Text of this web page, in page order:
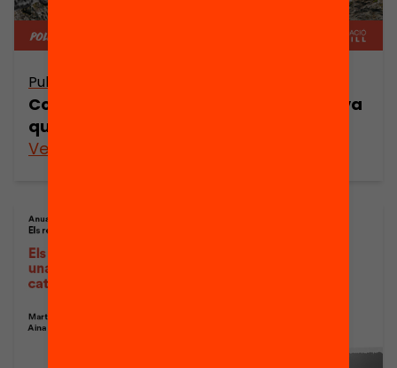
Publicació
Conclusions: per una política educativa
que posi el benestar al centre
Veure’n més